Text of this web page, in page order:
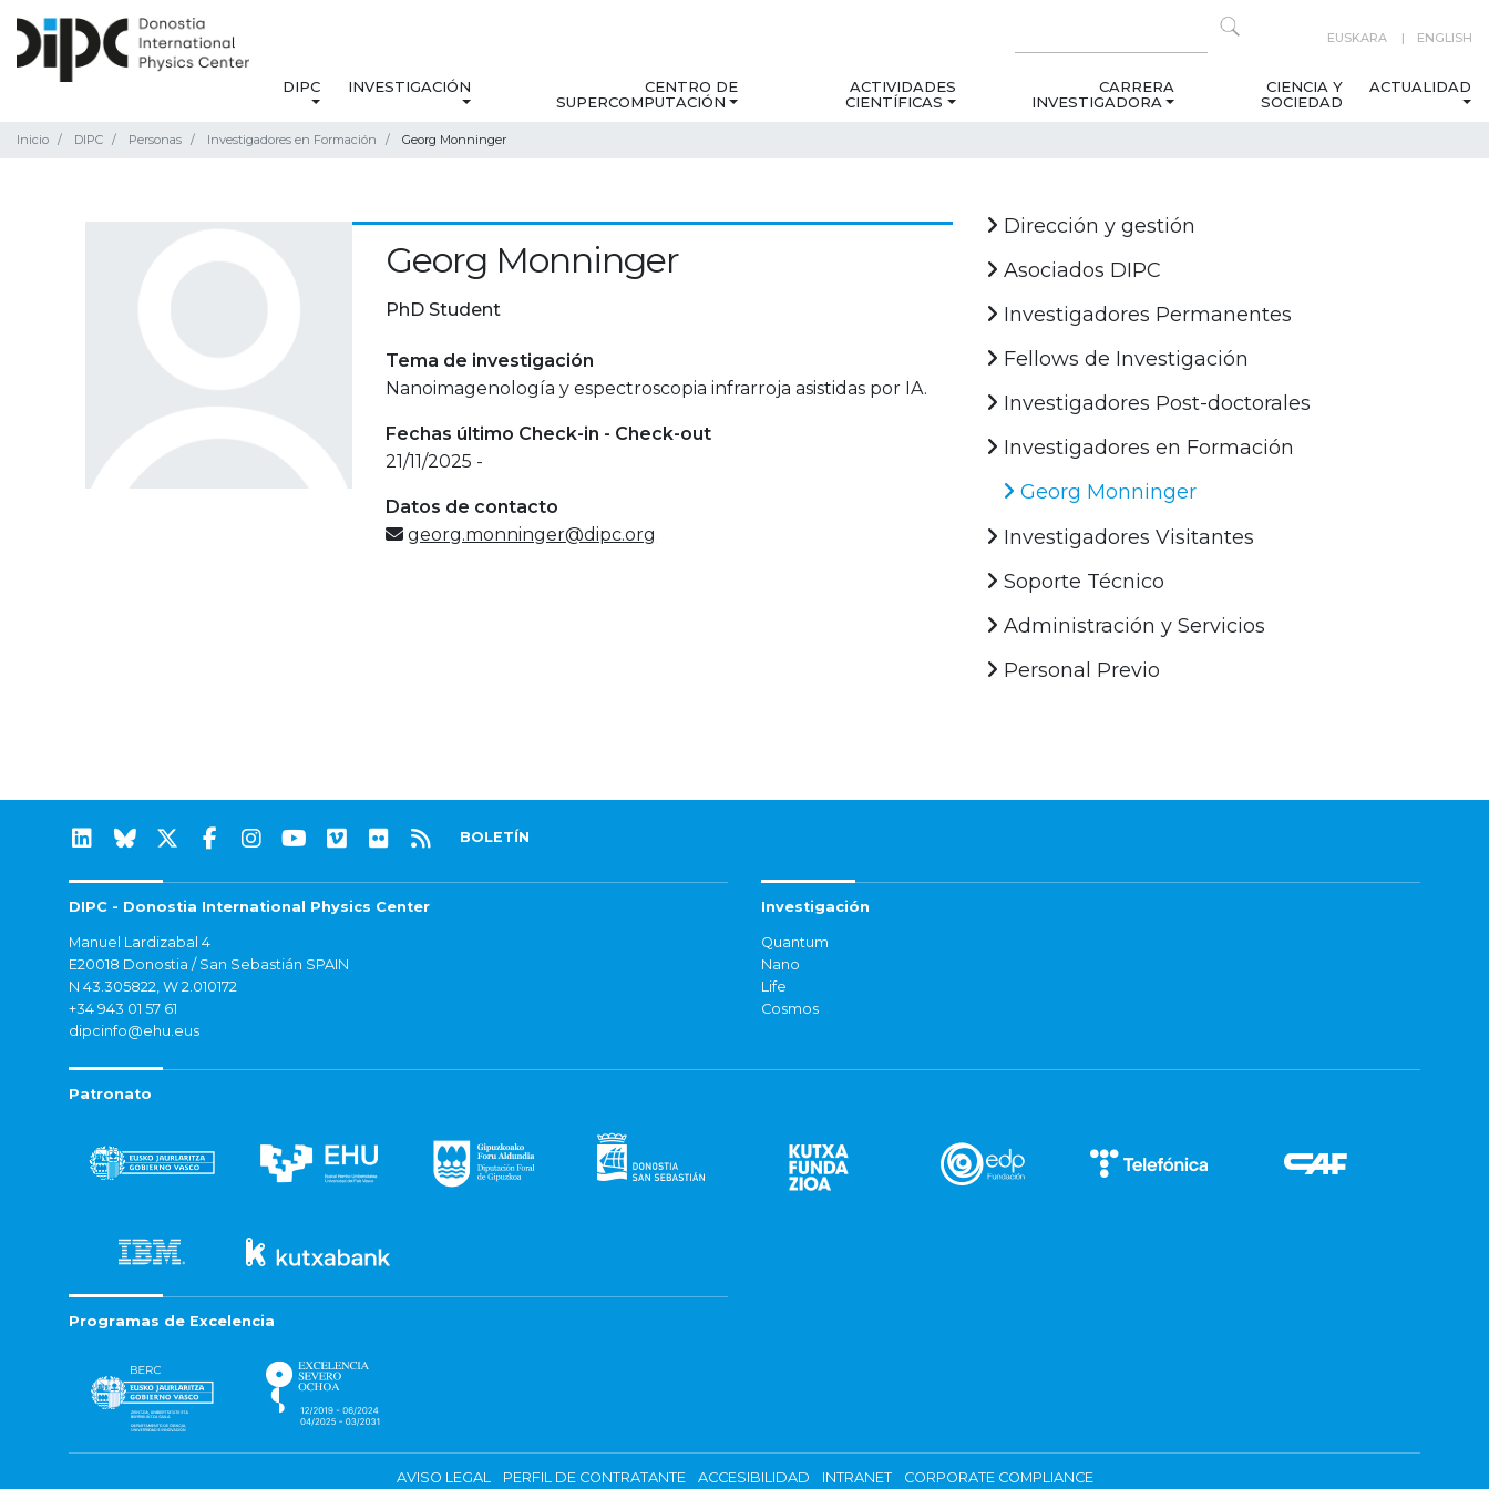
EUSKARA ENGLISH
DIPC INVESTIGACIÓN
CENTRO DE
SUPERCOMPUTACIÓN
ACTIVIDADES
CIENTÍFICAS
CARRERA
INVESTIGADORA
CIENCIA Y
SOCIEDAD
ACTUALIDAD
Inicio DIPC Personas Investigadores en Formación Georg Monninger
Georg Monninger
PhD Student
Tema de investigación
Nanoimagenología y espectroscopia infrarroja asistidas por IA.
Fechas último Check-in - Check-out
21/11/2025 -
Datos de contacto
georg.monninger@dipc.org
Dirección y gestión
Asociados DIPC
Investigadores Permanentes
Fellows de Investigación
Investigadores Post-doctorales
Investigadores en Formación
Georg Monninger
Investigadores Visitantes
Soporte Técnico
Administración y Servicios
Personal Previo
BOLETÍN
DIPC - Donostia International Physics Center
Manuel Lardizabal 4
E20018 Donostia / San Sebastián SPAIN
N 43.305822, W 2.010172
+34 943 01 57 61
dipcinfo@ehu.eus
Investigación
Quantum
Nano
Life
Cosmos
Patronato
Programas de Excelencia
AVISO LEGAL PERFIL DE CONTRATANTE ACCESIBILIDAD INTRANET CORPORATE COMPLIANCE